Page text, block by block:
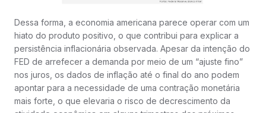
Dessa forma, a economia americana parece operar com um
hiato do produto positivo, o que contribui para explicar a
persistência inflacionária observada. Apesar da intenção do
FED de arrefecer a demanda por meio de um “ajuste fino”
nos juros, os dados de inflação até o final do ano podem
apontar para a necessidade de uma contração monetária
mais forte, o que elevaria o risco de decrescimento da